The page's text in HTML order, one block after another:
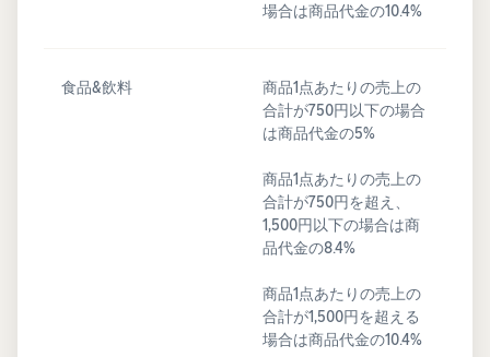
場合は商品代金の10.4%
食品&飲料
商品1点あたりの売上の
合計が750円以下の場合
は商品代金の5%
商品1点あたりの売上の
合計が750円を超え、
1,500円以下の場合は商
品代金の8.4%
商品1点あたりの売上の
合計が1,500円を超える
場合は商品代金の10.4%